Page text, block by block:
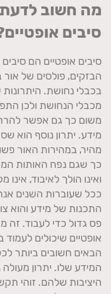
מה חשוב
סיבים
סיבים אופטיים הם
הבזקים, פולסים של
בכבלי נחושת.
מכבלי הנחושת ולכן
משום כך גם אפשר
מידע. יתרון נוסף הוא
מהיר, במהירות האור
כך שגם נפח האותות
ואינו הולך לאיבוד,
ככל שעוברות השנים
התכנות של מידע והוא
פס גדול כדי לעבוד.
אופטיים שיכולים
הבאים חשובים ביותר
המידע שלו. יתרון
היציבות שלהם. זוהי